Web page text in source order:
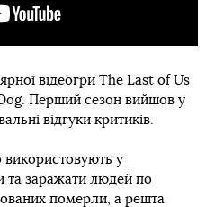
відеогри The Last of Us
Dog. Перший сезон вийшов у
відгуки критиків.
використовують у
та заражати людей по
померли, а решта